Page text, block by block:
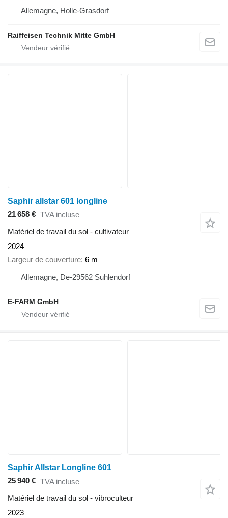
Allemagne, Holle-Grasdorf
Raiffeisen Technik Mitte GmbH
Saphir allstar 601 longline
21 658 € TVA incluse
Matériel de travail du sol - cultivateur
2024
Largeur de couverture 6 m
Allemagne, De-29562 Suhlendorf
E-FARM GmbH
Saphir Allstar Longline 601
25 940 € TVA incluse
Matériel de travail du sol - vibroculteur
2023